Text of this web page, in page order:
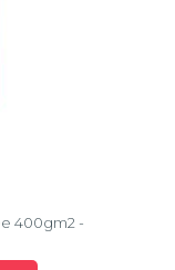
400gm2 -